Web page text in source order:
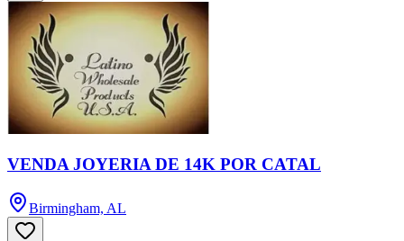
VENDA JOYERIA DE 14K POR CATAL
Birmingham, AL